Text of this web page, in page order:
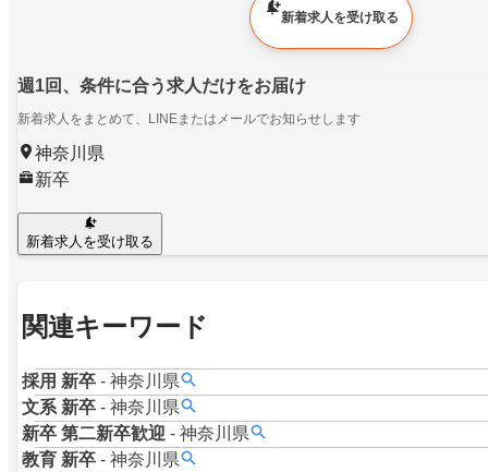
新着求人を受け取る
週1回、条件に合う求人だけをお届け
新着求人をまとめて、LINEまたはメールでお知らせします
神奈川県
新卒
新着求人を受け取る
関連キーワード
採用 新卒 - 神奈川県
文系 新卒 - 神奈川県
新卒 第二新卒歓迎 - 神奈川県
教育 新卒 - 神奈川県